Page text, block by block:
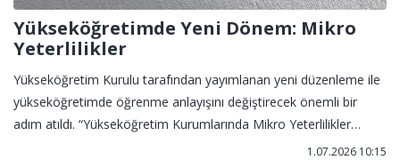
Yükseköğretimde Yeni Dönem: Mikro
Yeterlilikler
Yükseköğretim Kurulu tarafından yayımlanan yeni düzenleme ile
yükseköğretimde öğrenme anlayışını değiştirecek önemli bir
adım atıldı. “Yükseköğretim Kurumlarında Mikro Yeterlilikler
Çerçevesine İlişkin Usul ve Esaslar” kapsamında, üniversite1.07.2026 10:15